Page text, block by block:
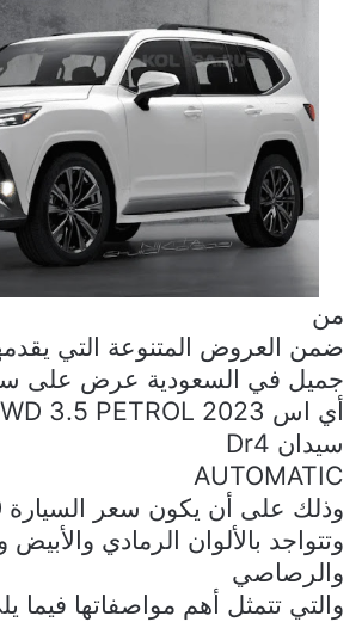
من
ضمن العروض المتنوعة التي
جميل في السعودية عرض على
أي اس 2023
3.5 PETROL
سيدان 4
Dr
AUTOMATIC
وتتواجد بالألوان الرمادي والأبيض
والرصاصي
والتي تتمثل أهم مواصفاتها فيما